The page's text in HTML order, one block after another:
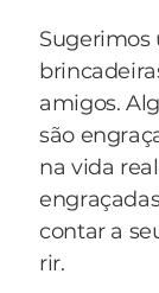
22. Você
preocupar
que os
23. Brad
pensamentos
cotidianos.
Sugerimos
amigos.
são
na vida
contar a
rir.